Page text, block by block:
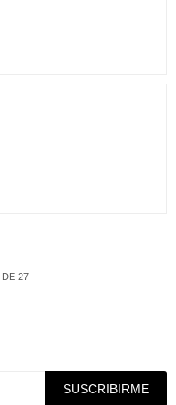
DE 27
SUSCRIBIRME